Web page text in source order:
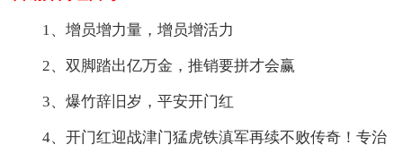
1、增员增力量，增员增活力
2、双脚踏出亿万金，推销要拼才会赢
3、爆竹辞旧岁，平安开门红
4、开门红迎战津门猛虎铁滇军再续不败传奇！专治